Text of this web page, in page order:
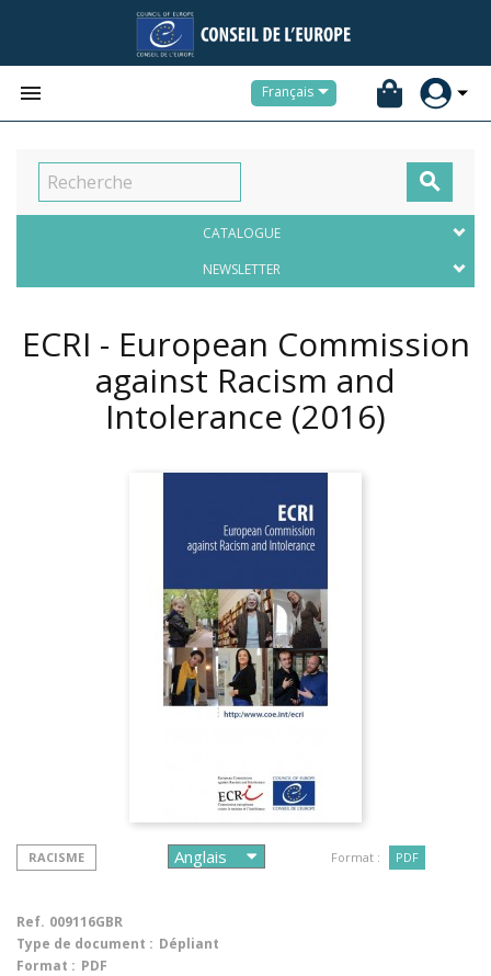
 Français

CATALOGUE
NEWSLETTER
ECRI - European Commission
against Racism and
Intolerance (2016)
RACISME Format : PDF
Ref. 009116GBR
Type de document : Dépliant
Format : PDF